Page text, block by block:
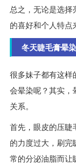
总之，无论是选择
的喜好和个人特点
冬天睫毛膏晕
很多妹子都有这样
会晕染呢？其实，
关系。
首先，眼皮的压睫
的力度过大，刷
常的分泌油脂而让